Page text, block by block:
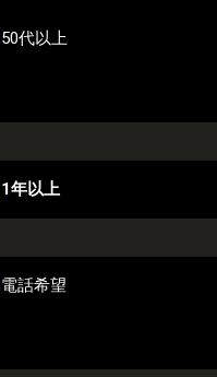
50代以上
1年以上
電話希望